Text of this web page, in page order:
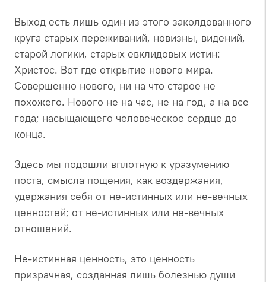
Выход есть лишь один из этого заколдованного
круга старых переживаний, новизны, видений,
старой логики, старых евклидовых истин:
Христос. Вот где открытие нового мира.
Совершенно нового, ни на что старое не
похожего. Нового не на час, не на год, а на все
года; насыщающего человеческое сердце до
конца.
Здесь мы подошли вплотную к уразумению
поста, смысла пощения, как воздержания,
удержания себя от не-истинных или не-вечных
ценностей; от не-истинных или не-вечных
отношений.
Не-истинная ценность, это ценность
призрачная, созданная лишь болезнью души